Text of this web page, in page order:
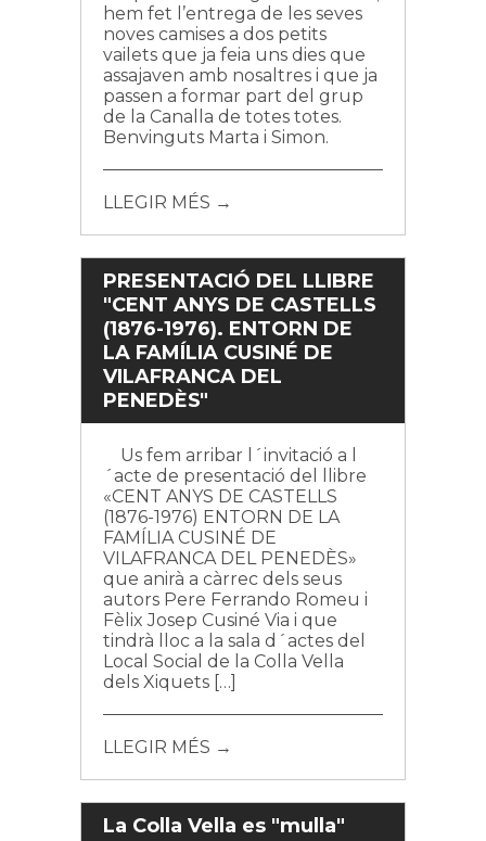
hem fet l’entrega de les seves
noves camises a dos petits
vailets que ja feia uns dies que
assajaven amb nosaltres i que ja
passen a formar part del grup
de la Canalla de totes totes.
Benvinguts Marta i Simon.
LLEGIR MÉS →
PRESENTACIÓ DEL LLIBRE
"CENT ANYS DE CASTELLS
(1876-1976). ENTORN DE
LA FAMÍLIA CUSINÉ DE
VILAFRANCA DEL
PENEDÈS"
Us fem arribar l´invitació a l
´acte de presentació del llibre
«CENT ANYS DE CASTELLS
(1876-1976) ENTORN DE LA
FAMÍLIA CUSINÉ DE
VILAFRANCA DEL PENEDÈS»
que anirà a càrrec dels seus
autors Pere Ferrando Romeu i
Fèlix Josep Cusiné Via i que
tindrà lloc a la sala d´actes del
Local Social de la Colla Vella
dels Xiquets […]
LLEGIR MÉS →
La Colla Vella es "mulla"